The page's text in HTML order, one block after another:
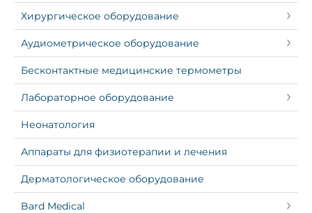
Хирургическое оборудование
Аудиометрическое оборудование
Бесконтактные медицинские термометры
Лабораторное оборудование
Неонатология
Аппараты для физиотерапии и лечения
Дерматологическое оборудование
Bard Medical